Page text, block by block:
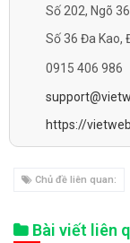
Số 202, Ngõ
Số 36 Đa Kao,
0915 406 986
https://
Chủ đề liên quan:
Bài viết liên